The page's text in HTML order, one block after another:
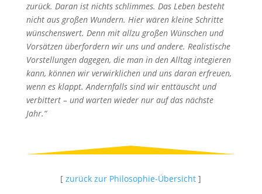
zurück. Daran ist nichts schlimmes. Das Leben besteht
nicht aus großen Wundern. Hier wären kleine Schritte
wünschenswert. Denn mit allzu großen Wünschen und
Vorsätzen überfordern wir uns und andere. Realistische
Vorstellungen dagegen, die man in den Alltag integieren
kann, können wir verwirklichen und uns daran erfreuen,
wenn es klappt. Andernfalls sind wir enttäuscht und
verbittert – und warten wieder nur auf das nächste
Jahr.“
[zurück zur Philosophie-Übersicht ]